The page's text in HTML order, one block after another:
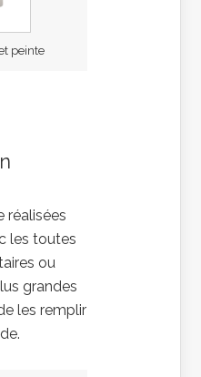
peinte
réalisées
les toutes
ou
grandes
les remplir